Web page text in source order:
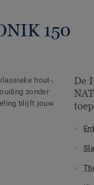
150
hout-,
zonder
blijft jouw
De